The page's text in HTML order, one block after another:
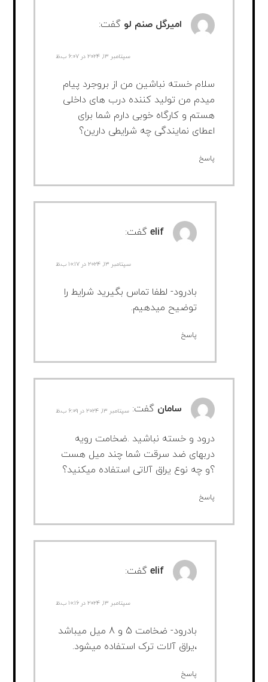
امیرگل صنم لو گفت:
سپتامبر ۱۳, ۲۰۲۴ در ۶:۰۷ ب.ظ
سلام خسته نباشین من از بروجرد پیام
میدم من تولید کننده درب های داخلی
هستم و کارگاه خوبی دارم شما برای
اعطای نمایندگی چه شرایطی دارین؟
پاسخ
elif گفت:
سپتامبر ۱۳, ۲۰۲۴ در ۱۰:۱۷ ب.ظ
بادرود- لطفا تماس بگیرید شرایط را
توضیح میدهیم.
پاسخ
سامان گفت: سپتامبر ۱۳, ۲۰۲۴ در ۶:۰۹ ب.ظ
درود و خسته نباشید .ضخامت رویه
دربهای ضد سرقت شما چند میل هست
؟و چه نوع یراق آلاتی استفاده میکنید؟
پاسخ
elif گفت:
سپتامبر ۱۳, ۲۰۲۴ در ۱۰:۱۶ ب.ظ
بادرود- ضخامت 5 و 8 میل میباشد
،یراق آلات ترک استفاده میشود.
پاسخ